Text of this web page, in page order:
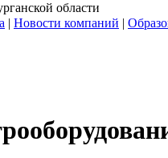
области
| Новости компаний |